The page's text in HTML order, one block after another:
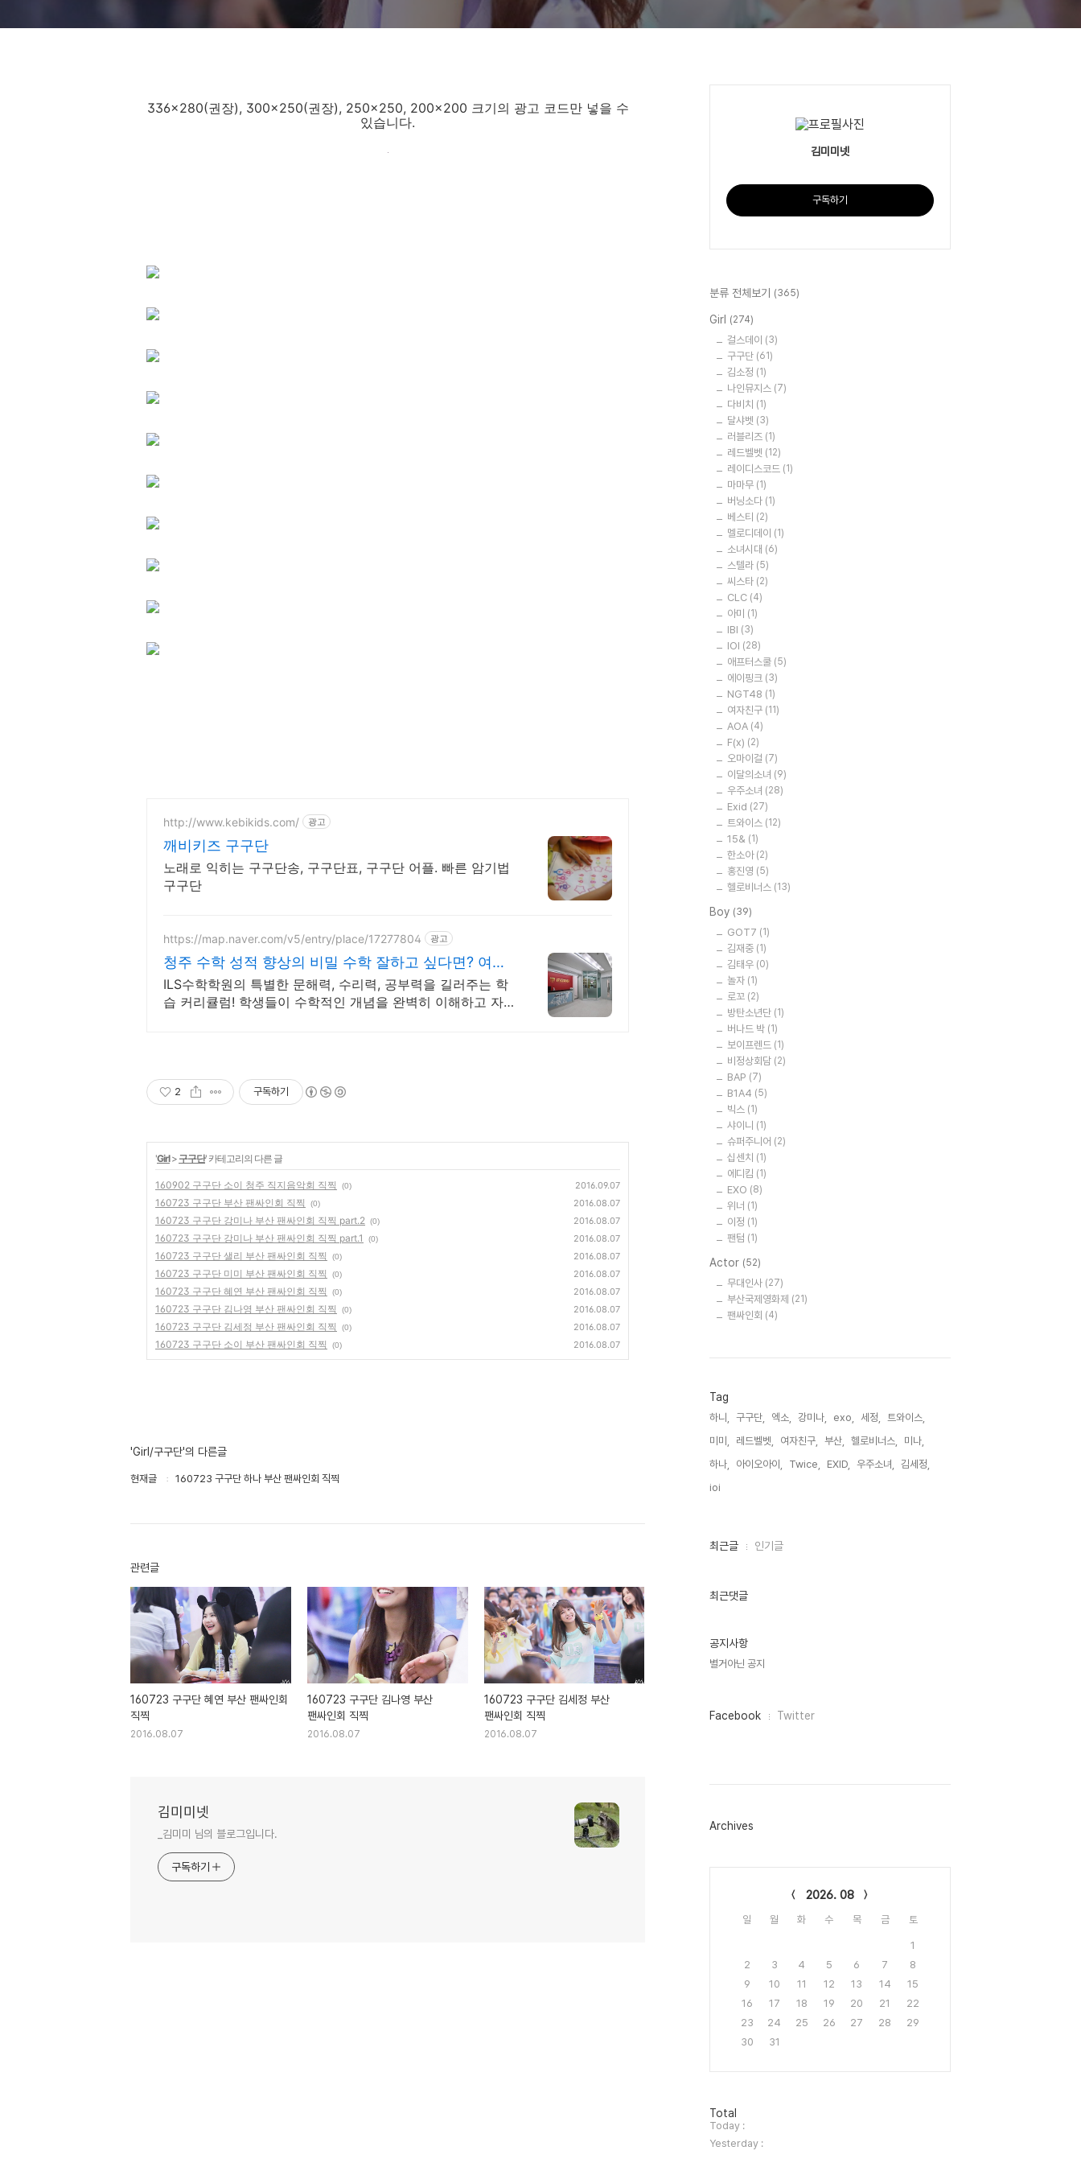
336x280(권장), 300x250(권장), 250x250, 200x200 크기의 광고 코드만 넣을 수
있습니다.
http://www.kebikids.com/ 광고
깨비키즈 구구단
노래로 익히는 구구단송, 구구단표, 구구단 어플. 빠른 암기법
구구단
https://map.naver.com/v5/entry/place/17277804 광고
청주 수학 성적 향상의 비밀 수학 잘하고 싶다면? 여기
로
ILS수학학원의 특별한 문해력, 수리력, 공부력을 길러주는 학
습 커리큘럼! 학생들이 수학적인 개념을 완벽히 이해하고 자
2 구독하기
'Girl> 구구단' 카테고리의 다른 글
160902 구구단 소이 청주 직지음악회 직찍 (0) 2016.09.07
160723 구구단 부산 팬싸인회 직찍 (0) 2016.08.07
160723 구구단 강미나 부산 팬싸인회 직찍 part.2 (0) 2016.08.07
160723 구구단 강미나 부산 팬싸인회 직찍 part.1 (0) 2016.08.07
160723 구구단 샐리 부산 팬싸인회 직찍 (0) 2016.08.07
160723 구구단 미미 부산 팬싸인회 직찍 (0) 2016.08.07
160723 구구단 혜연 부산 팬싸인회 직찍 (0) 2016.08.07
160723 구구단 김나영 부산 팬싸인회 직찍 (0) 2016.08.07
160723 구구단 김세정 부산 팬싸인회 직찍 (0) 2016.08.07
160723 구구단 소이 부산 팬싸인회 직찍 (0) 2016.08.07
'Girl/구구단'의 다른글
현재글 160723 구구단 하나 부산 팬싸인회 직찍
관련글
160723 구구단 혜연 부산 팬싸인회
직찍
2016.08.07
160723 구구단 김나영 부산
팬싸인회 직찍
2016.08.07
160723 구구단 김세정 부산
팬싸인회 직찍
2016.08.07
김미미넷
_김미미 님의 블로그입니다.
구독하기
김미미넷
구독하기
분류 전체보기 (365)
Girl (274)
걸스데이 (3)
구구단 (61)
김소정 (1)
나인뮤지스 (7)
다비치 (1)
달샤벳 (3)
러블리즈 (1)
레드벨벳 (12)
레이디스코드 (1)
마마무 (1)
버닝소다 (1)
베스티 (2)
멜로디데이 (1)
소녀시대 (6)
스텔라 (5)
씨스타 (2)
CLC (4)
아미 (1)
IBI (3)
IOI (28)
애프터스쿨 (5)
에이핑크 (3)
NGT48 (1)
여자친구 (11)
AOA (4)
F(x) (2)
오마이걸 (7)
이달의소녀 (9)
우주소녀 (28)
Exid (27)
트와이스 (12)
15& (1)
한소아 (2)
홍진영 (5)
헬로비너스 (13)
Boy (39)
GOT7 (1)
김재중 (1)
김태우 (0)
놀자 (1)
로꼬 (2)
방탄소년단 (1)
버나드 박 (1)
보이프렌드 (1)
비정상회담 (2)
BAP (7)
B1A4 (5)
빅스 (1)
샤이니 (1)
슈퍼주니어 (2)
십센치 (1)
에디킴 (1)
EXO (8)
위너 (1)
이정 (1)
팬텀 (1)
Actor (52)
무대인사 (27)
부산국제영화제 (21)
팬싸인회 (4)
Tag
하니, 구구단, 엑소, 강미나, exo, 세정,
트와이스,
미미,
레드벨벳, 여자친구, 부산, 헬로비너스,
미나,
하나,
아이오아이, Twice, EXID, 우주소녀,
김세정,
ioi,
최
인
최근글 인기글
최근댓글
공지사항
별거아닌 공지
페
그
Facebook Twitter
Archives
2026. 08
일 월 화 수 목 금 토
1
2
3 4 5 6 7
8
9
10 11 12 13 14
15
16
17 18 19 20 21
22
23
24 25 26 27 28
29
30
31
방
문
자
수
Total
Today :
Yesterday :